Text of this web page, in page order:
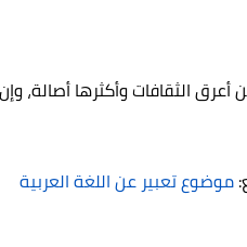
أعرق الثقافات وأكثرها أصالة،
موضوع تعبير عن اللغة العربية